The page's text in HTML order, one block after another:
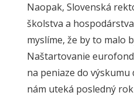
Naopak, Slovenská
školstva a
myslíme, že by to malo
Naštartovanie
na peniaze do výskumu
nám uteká posledný